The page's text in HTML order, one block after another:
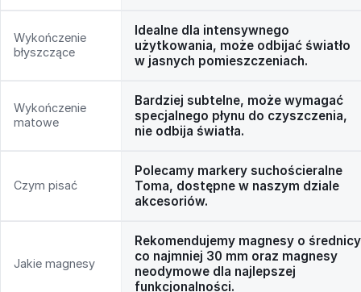
Wykończenie
błyszczące
Idealne dla intensywnego
użytkowania, może odbijać światło
w jasnych pomieszczeniach.
Wykończenie
matowe
Bardziej subtelne, może wymagać
specjalnego płynu do czyszczenia,
nie odbija światła.
Czym pisać
Polecamy markery suchościeralne
Toma, dostępne w naszym dziale
akcesoriów.
Jakie magnesy
Rekomendujemy magnesy o średnicy
co najmniej 30 mm oraz magnesy
neodymowe dla najlepszej
funkcjonalności.